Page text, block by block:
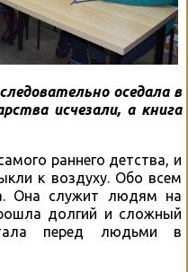
оседала в
исчезали, а книга
раннего детства, и
к воздуху. Обо всем
Она служит людям на
долгий и сложный
перед людьми в